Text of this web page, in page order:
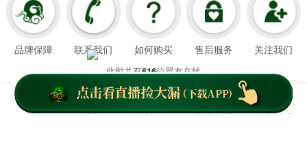
品牌保障 联系我们 如何购买 售后服务 关注我们
此时共有616位翠友在线
翡翠王朝成立于2008年3月21日
我们以超值好珠宝和舒心服务造福顾客，
首页 客服 下载APP 关于我们 个人中心